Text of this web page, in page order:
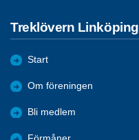
Treklövern Linköping
Start
Om föreningen
Bli medlem